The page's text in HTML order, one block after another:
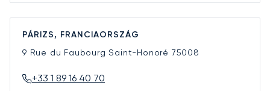
PÁRIZS, FRANCIAORSZÁG
9 Rue du Faubourg Saint-Honoré 75008
+33 1 89 16 40 70